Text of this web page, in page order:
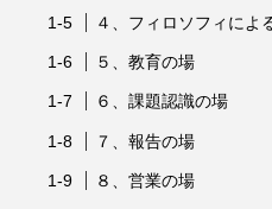
４、フィロソフィによ
５、教育の場
６、課題認識の場
７、報告の場
８、営業の場